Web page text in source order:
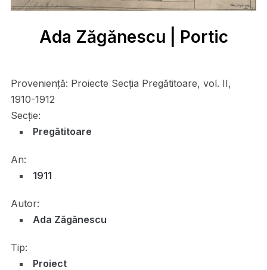
Ada Zăgănescu | Portic
Proveniență: Proiecte Secția Pregătitoare, vol. II,
1910-1912
Secție:
Pregătitoare
An:
1911
Autor:
Ada Zăgănescu
Tip:
Proiect